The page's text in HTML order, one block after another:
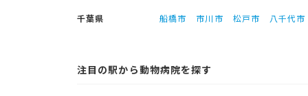
千葉県
船橋市 市川市 松戸市 八千代市
注目の駅から動物病院を探す